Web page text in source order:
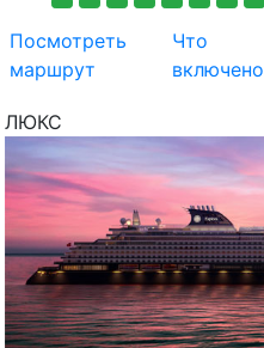
Посмотреть
маршрут
Что
включено
ЛЮКС